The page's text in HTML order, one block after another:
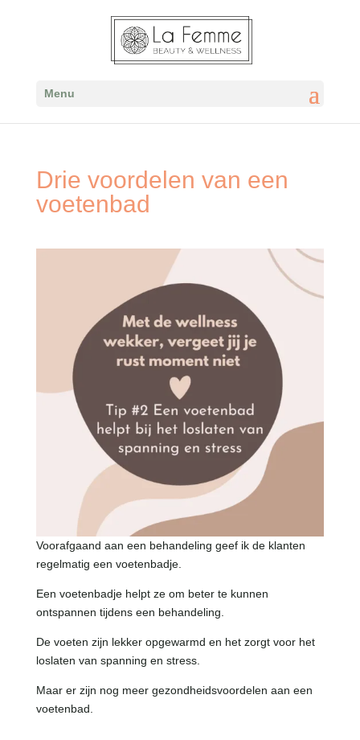
Menu
Drie voordelen van een
voetenbad
Voorafgaand aan een behandeling geef ik de klanten
regelmatig een voetenbadje.
Een voetenbadje helpt ze om beter te kunnen
ontspannen tijdens een behandeling.
De voeten zijn lekker opgewarmd en het zorgt voor het
loslaten van spanning en stress.
Maar er zijn nog meer gezondheidsvoordelen aan een
voetenbad.